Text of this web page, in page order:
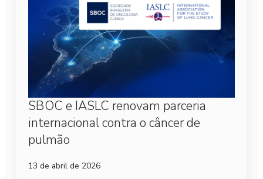
SBOC e IASLC renovam parceria
internacional contra o câncer de
pulmão
13 de abril de 2026